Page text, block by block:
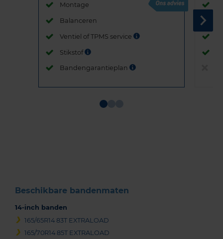
Montage
Balanceren
Ventiel of TPMS service
Stikstof
Bandengarantieplan
Beschikbare bandenmaten
14-inch banden
165/65R14 83T EXTRALOAD
165/70R14 85T EXTRALOAD